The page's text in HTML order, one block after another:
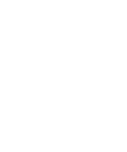
タンドや整備工場の既存イ